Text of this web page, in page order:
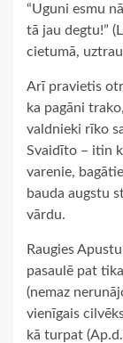
“Uguni esmu
tā jau degtu!”
cietumā,
Arī pravietis
ka pagāni
valdnieki rīko
Svaidīto – itin
varenie,
bauda augstu
vārdu.
Raugies
pasaulē pat
(nemaz
vienīgais
kā turpat